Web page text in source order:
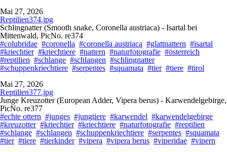
Mai 27, 2026
Reptilien374.jpg
Schlingnatter (Smooth snake, Coronella austriaca) - Isartal bei
Mittenwald, PicNo. re374
#colubridae #coronella #coronella austriaca #glattnattern #isartal
#kriechtier #kriechtiere #nattern #naturfotografie #österreich
#reptilien #schlange #schlangen #schlingnatter
#schuppenkriechtiere #serpentes #squamata #tier #tiere #tirol
Mai 27, 2026
Reptilien377.jpg
Junge Kreuzotter (European Adder, Vipera berus) - Karwendelgebirge,
PicNo. re377
#echte ottern #junges #jungtiere #karwendel #karwendelgebirge
#kreuzotter #kriechtier #kriechtiere #naturfotografie #reptilien
#schlange #schlangen #schuppenkriechtiere #serpentes #squamata
#tier #tiere #tierkinder #vipera #vipera berus #viperidae #vipern